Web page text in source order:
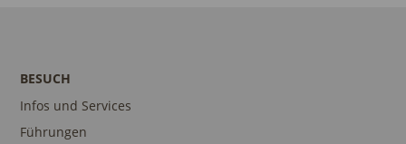
BESUCH
Infos und Services
Führungen